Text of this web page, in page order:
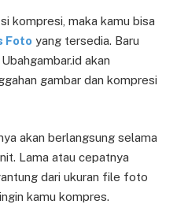
kompresi, maka kamu bisa
Foto yang tersedia. Baru
akan
gambar dan kompresi
akan berlangsung selama
Lama atau cepatnya
dari ukuran file foto
kamu kompres.